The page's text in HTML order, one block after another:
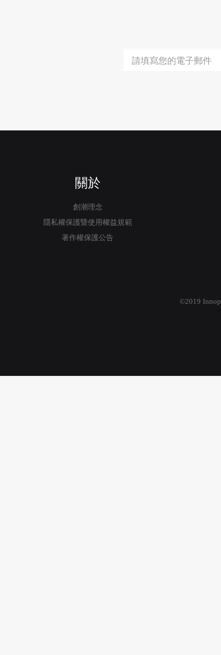
關於
創潮理念
隱私權保護暨使用權益規範
著作權保護公告
©2019